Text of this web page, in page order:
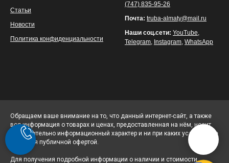
Статьи
Новости
Политика конфиденциальности
(747) 835-95-26
Почта: truba-almaty@mail.ru
Наши соц.сети: YouTube,
Telegram, Instagram, WhatsApp
Обращаем ваше внимание на то, что данный интернет-сайт, а также
вся информация о товарах и ценах, предоставленная на нём, носит
исключительно информационный характер и ни при каких условиях не
является публичной офертой.
Для получения подробной информации о наличии и стоимости